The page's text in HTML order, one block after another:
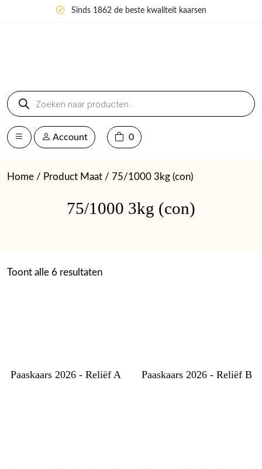
Sinds 1862 de beste kwaliteit kaarsen
Producten
zoeken
Account 0
Home / Product Maat / 75/1000 3kg (con)
75/1000 3kg (con)
Toont alle 6 resultaten
Paaskaars 2026 - Reliëf A Paaskaars 2026 - Reliëf B